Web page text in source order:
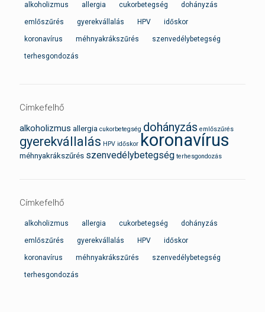
alkoholizmus allergia cukorbetegség dohányzás
emlőszűrés gyerekvállalás HPV időskor
koronavírus méhnyakrákszűrés szenvedélybetegség
terhesgondozás
Címkefelhő
alkoholizmus allergia cukorbetegség dohányzás emlőszűrés
gyerekvállalás HPV időskor koronavírus
méhnyakrákszűrés szenvedélybetegség terhesgondozás
Címkefelhő
alkoholizmus allergia cukorbetegség dohányzás
emlőszűrés gyerekvállalás HPV időskor
koronavírus méhnyakrákszűrés szenvedélybetegség
terhesgondozás